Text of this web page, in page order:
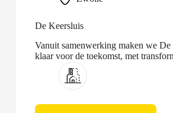
De Keersluis
Vanuit samenwerking maken we
klaar voor de toekomst, met
optopping en nieuwbouw.